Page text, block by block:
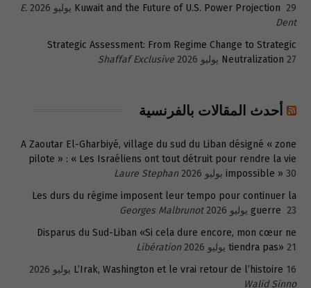
Kuwait and the Future of U.S. Power Projection 29 يوليو 2026
E.
Dent
Strategic Assessment: From Regime Change to Strategic
Neutralization 27 يوليو 2026 Shaffaf Exclusive
أحدث المقالات بالفرنسية
A Zaoutar El-Gharbiyé, village du sud du Liban désigné « zone
pilote » : « Les Israéliens ont tout détruit pour rendre la vie
impossible » 30 يوليو 2026
Laure Stephan
Les durs du régime imposent leur tempo pour continuer la
guerre 23 يوليو 2026
Georges Malbrunot
Disparus du Sud-Liban «Si cela dure encore, mon cœur ne
tiendra pas» 21 يوليو 2026
Libération
L’Irak, Washington et le vrai retour de l’histoire 16 يوليو 2026
Walid Sinno